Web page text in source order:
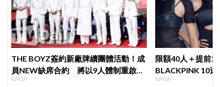
THE BOYZ簽約新廠牌續團體活動！成
員NEW缺席合約 將以9人體制重啟新
篇章
KPOP
限額40人＋提前2
BLACKPINK 10
衍」，YG急證實
KPOP